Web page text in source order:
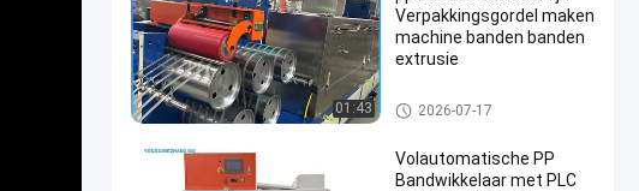
01:43
Verpakkingsgordel maken
machine banden banden
extrusie
PP-bandmachine
2026-07-17
Volautomatische PP
Bandwikkelaar met PLC